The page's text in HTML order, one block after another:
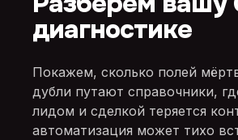
диагностике
Покажем, сколько полей
дубли путают справочники,
лидом и сделкой теряется
автоматизация может тихо